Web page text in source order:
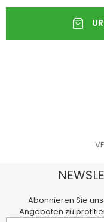
Abonnieren Sie
Angeboten zu